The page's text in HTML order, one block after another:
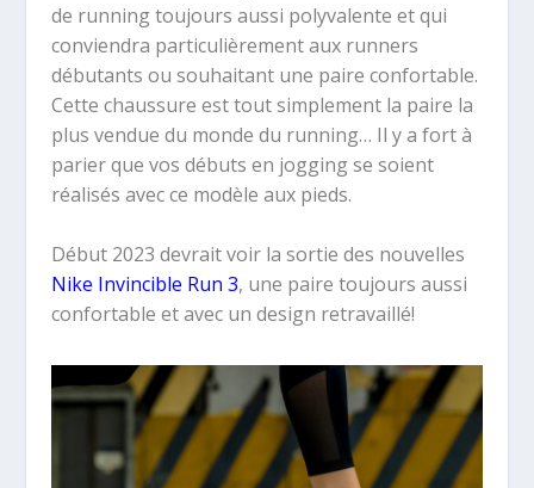
de running toujours aussi polyvalente et qui
conviendra particulièrement aux runners
débutants ou souhaitant une paire confortable.
Cette chaussure est tout simplement la paire la
plus vendue du monde du running… Il y a fort à
parier que vos débuts en jogging se soient
réalisés avec ce modèle aux pieds.
Début 2023 devrait voir la sortie des nouvelles
Nike Invincible Run 3, une paire toujours aussi
confortable et avec un design retravaillé!